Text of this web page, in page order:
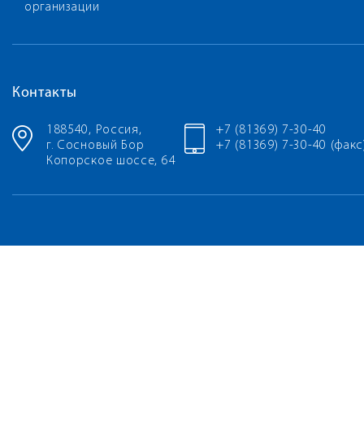
организации
Контакты
188540, Россия,
г. Сосновый Бор
Копорское шоссе, 64
+7 (81369) 7-30-40
+7 (81369) 7-30-40